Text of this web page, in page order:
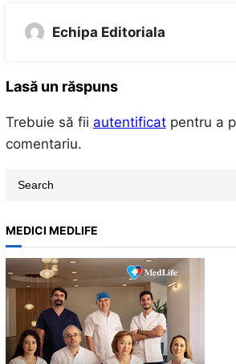
Echipa Editoriala
Lasă un răspuns
Trebuie să fii autentificatpentru a
comentariu.
r
c
h
MEDICI MEDLIFE